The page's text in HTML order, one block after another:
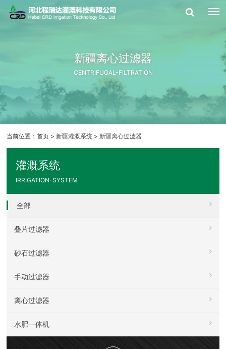
新疆离心过滤器
CENTRIFUGAL-FILTRATION
当前位置：首页 > 新疆灌溉系统 > 新疆离心过滤器
灌溉系统
IRRIGATION-SYSTEM
全部
叠片过滤器
砂石过滤器
手动过滤器
离心过滤器
水肥一体机